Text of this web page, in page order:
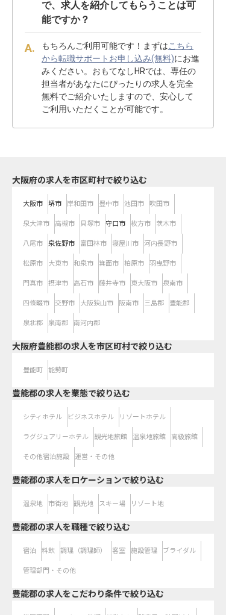
で、求人を紹介してもらうことは可
能ですか？
もちろんご利用可能です！まずはこちら
から転職サポートお申し込み(無料)にお進
みください。おもてなしHRでは、専任の
担当者があなたにぴったりの求人を完全
無料でご紹介いたしますので、安心して
ご利用いただくことが可能です。
大阪府の求人を市区町村で絞り込む
大阪市 堺市 岸和田市 豊中市 池田市 吹田市
泉大津市 高槻市 貝塚市 守口市 枚方市 茨木市
八尾市 泉佐野市 富田林市 寝屋川市 河内長野市
松原市 大東市 和泉市 箕面市 柏原市 羽曳野市
門真市 摂津市 高石市 藤井寺市 東大阪市 泉南市
四條畷市 交野市 大阪狭山市 阪南市 三島郡 豊能郡
泉北郡 泉南郡 南河内郡
大阪府豊能郡の求人を市区町村で絞り込む
豊能町 能勢町
豊能郡の求人を業態で絞り込む
シティホテル ビジネスホテル リゾートホテル
ラグジュアリーホテル 観光地旅館 温泉地旅館 高級旅館
その他宿泊施設 運営・その他
豊能郡の求人をロケーションで絞り込む
温泉地 市街地 観光地 スキー場 リゾート地
豊能郡の求人を職種で絞り込む
宿泊 料飲 調理（調理師） 客室 施設管理 ブライダル
管理部門・その他
豊能郡の求人をこだわり条件で絞り込む